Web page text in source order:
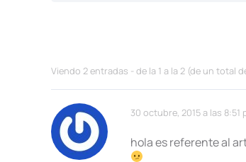
Viendo 2 entradas - de la 1 a la 2 (de un total
30 octubre, 2015 a las 8:51
hola es referente al